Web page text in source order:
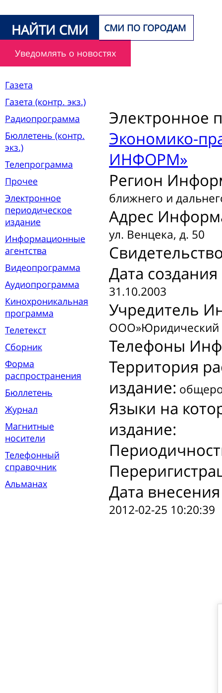
НАЙТИ СМИ СМИ ПО ГОРОДАМ
Уведомлять о новостях
Газета
Газета (контр. экз.)
Радиопрограмма
Бюллетень (контр.
экз.)
Телепрограмма
Прочее
Электронное
периодическое
издание
Информационные
агентства
Видеопрограмма
Аудиопрограмма
Кинохроникальная
программа
Телетекст
Сборник
Форма
распространения
Бюллетень
Журнал
Магнитные
носители
Телефонный
справочник
Альманах
Электронное
Экономико-
ИНФОРМ»
Регион
ближнего и
Адрес
ул. Венцека, д. 50
Дата
31.10.2003
Учредитель
ООО»Юридический
Телефоны
Территория
издание:
Языки на
издание:
Дата
2012-02-25 10:20:39